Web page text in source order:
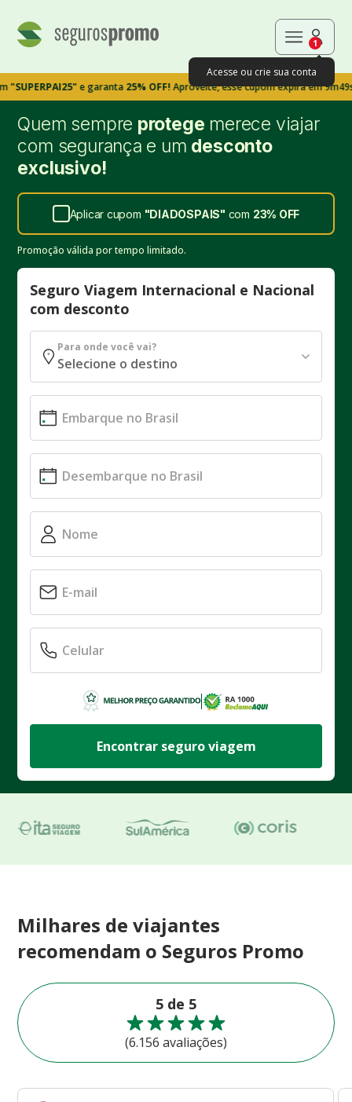
1
Acesse ou crie sua conta
e garanta25% OFF!Aproveite, esse cupom expira em 9m48s
Quem sempre protege merece viajar
com segurança e um desconto
exclusivo!
Aplicar cupom "DIADOSPAIS" com 23% OFF
Promoção válida por tempo limitado.
Seguro Viagem Internacional e Nacional
com desconto
Para onde você vai?
Encontrar seguro viagem
Milhares de viajantes
recomendam o Seguros Promo
5 de 5
(6.156 avaliações)